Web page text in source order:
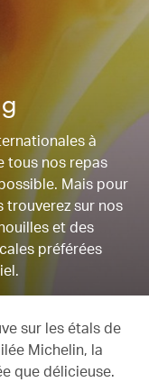
à
tous nos repas
Mais pour
trouverez sur nos
et des
préférées
sur les étals de
Michelin, la
que délicieuse.